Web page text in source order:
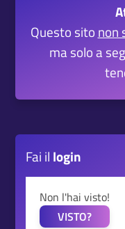
Questo sito non
ma solo a
Fai il login
Non l'hai visto!
VISTO?